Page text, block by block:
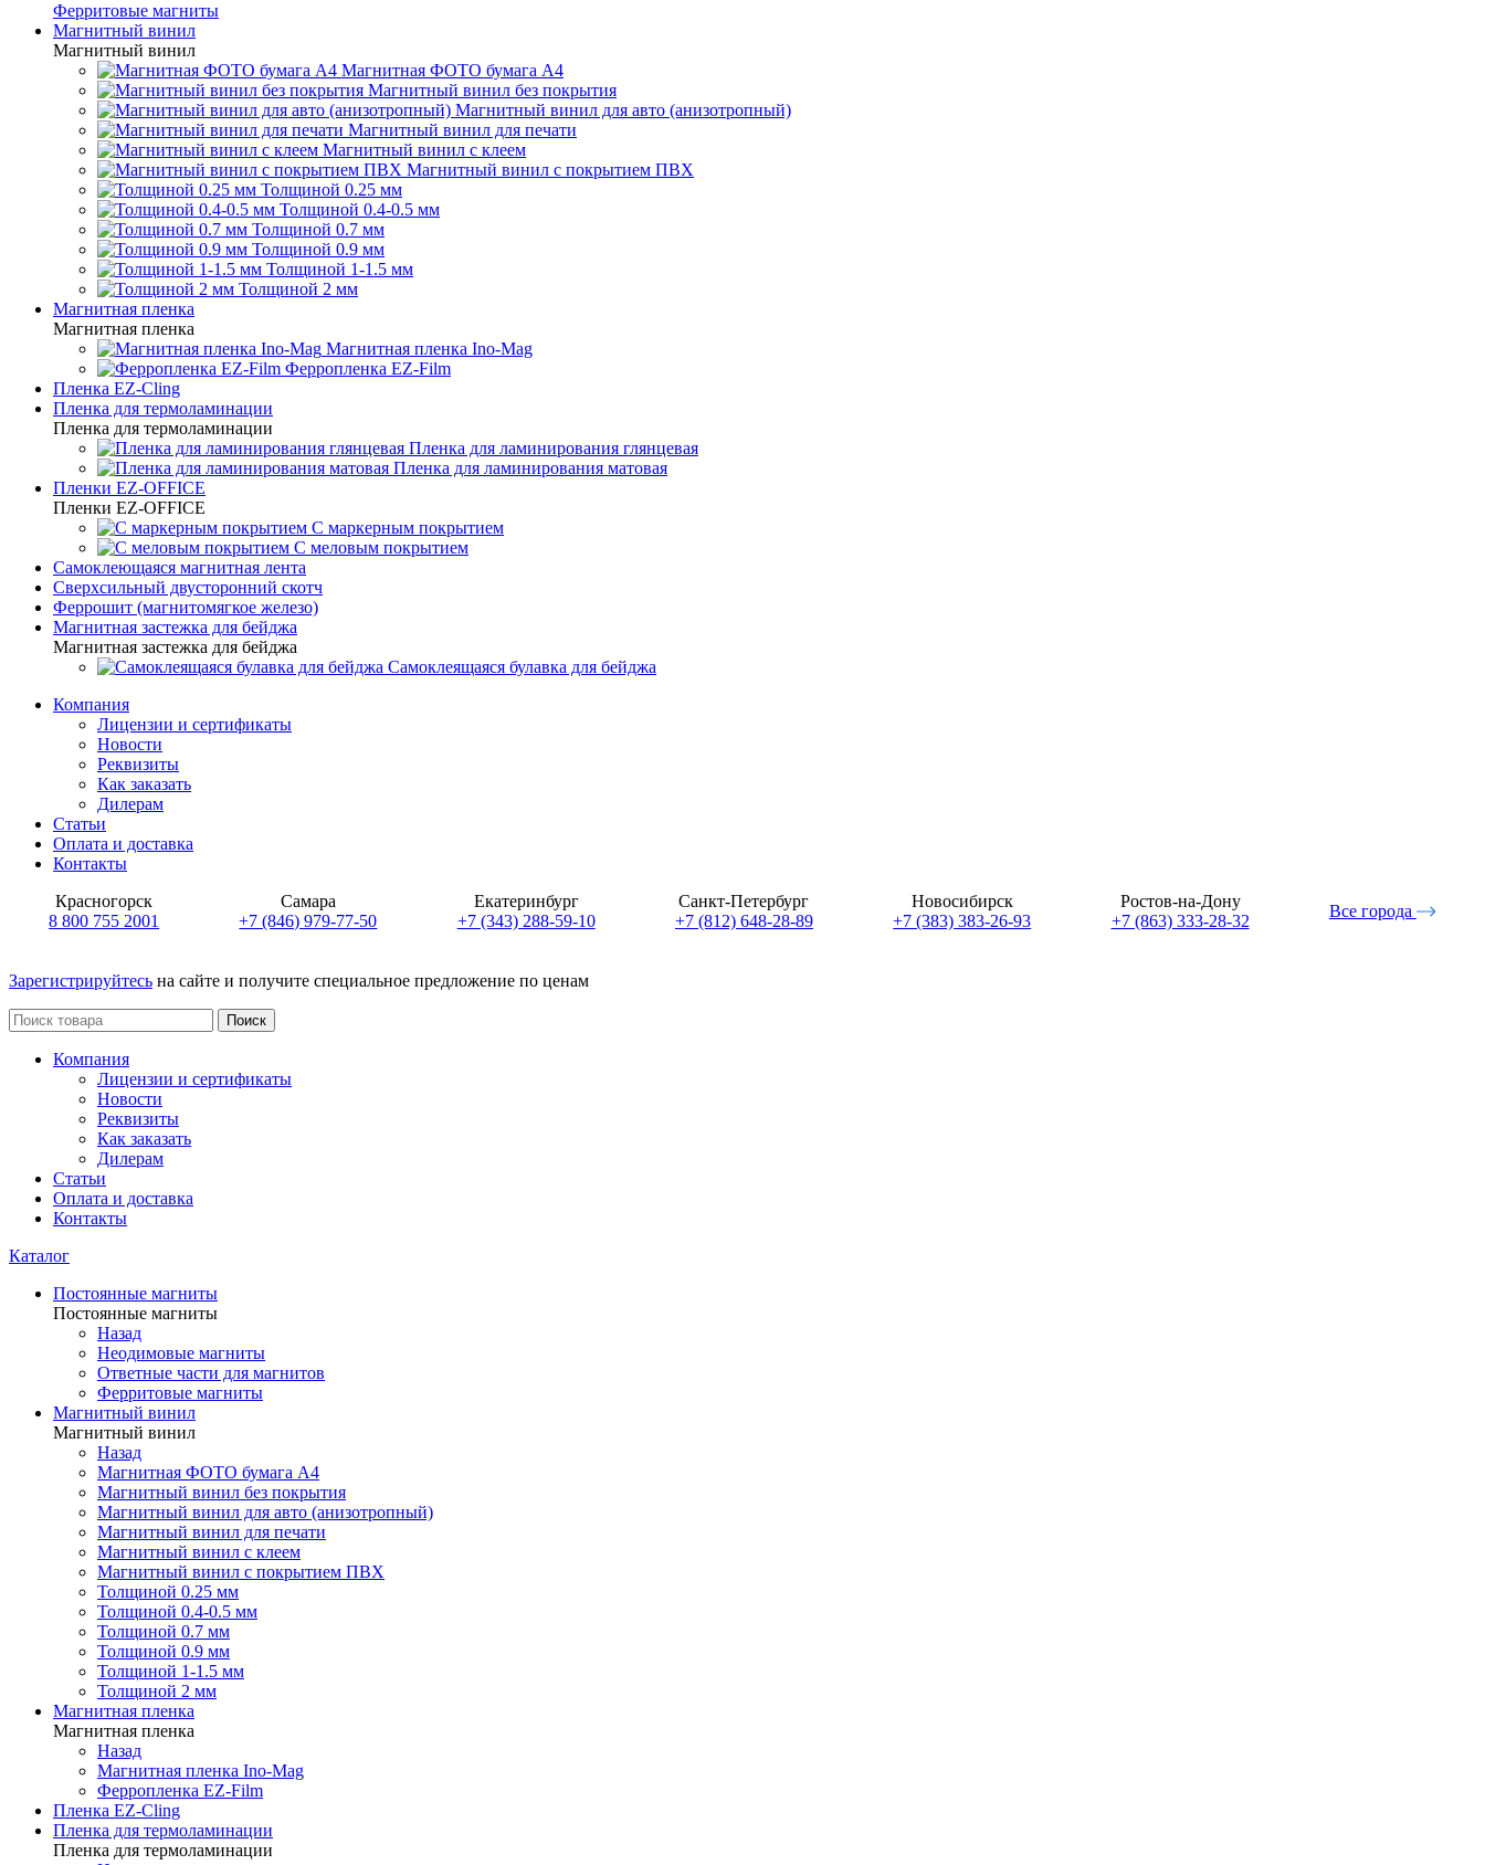
Ферритовые магниты
Магнитный винил
Магнитный винил
Магнитная ФОТО бумага А4
Магнитный винил без покрытия
Магнитный винил для авто (анизотропный)
Магнитный винил для печати
Магнитный винил с клеем
Магнитный винил с покрытием ПВХ
Толщиной 0.25 мм
Толщиной 0.4-0.5 мм
Толщиной 0.7 мм
Толщиной 0.9 мм
Толщиной 1-1.5 мм
Толщиной 2 мм
Магнитная пленка
Магнитная пленка
Магнитная пленка Ino-Mag
Ферропленка EZ-Film
Пленка EZ-Cling
Пленка для термоламинации
Пленка для термоламинации
Пленка для ламинирования глянцевая
Пленка для ламинирования матовая
Пленки EZ-OFFICE
Пленки EZ-OFFICE
С маркерным покрытием
С меловым покрытием
Самоклеющаяся магнитная лента
Сверхсильный двусторонний скотч
Феррошит (магнитомягкое железо)
Магнитная застежка для бейджа
Магнитная застежка для бейджа
Самоклеящаяся булавка для бейджа
Компания
Лицензии и сертификаты
Новости
Реквизиты
Как заказать
Дилерам
Статьи
Оплата и доставка
Контакты
Красногорск
8 800 755 2001
Самара
+7 (846) 979-77-50
Екатеринбург
+7 (343) 288-59-10
Санкт-Петербург
+7 (812) 648-28-89
Новосибирск
+7 (383) 383-26-93
Ростов-на-Дону
+7 (863) 333-28-32
Все города
Зарегистрируйтесь на сайте и получите специальное предложение по ценам
Поиск
Компания
Лицензии и сертификаты
Новости
Реквизиты
Как заказать
Дилерам
Статьи
Оплата и доставка
Контакты
Каталог
Постоянные магниты
Постоянные магниты
Назад
Неодимовые магниты
Ответные части для магнитов
Ферритовые магниты
Магнитный винил
Магнитный винил
Назад
Магнитная ФОТО бумага А4
Магнитный винил без покрытия
Магнитный винил для авто (анизотропный)
Магнитный винил для печати
Магнитный винил с клеем
Магнитный винил с покрытием ПВХ
Толщиной 0.25 мм
Толщиной 0.4-0.5 мм
Толщиной 0.7 мм
Толщиной 0.9 мм
Толщиной 1-1.5 мм
Толщиной 2 мм
Магнитная пленка
Магнитная пленка
Назад
Магнитная пленка Ino-Mag
Ферропленка EZ-Film
Пленка EZ-Cling
Пленка для термоламинации
Пленка для термоламинации